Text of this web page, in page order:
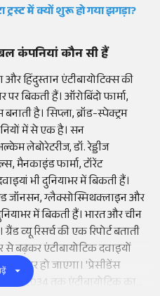
ट्रस्ट में क्यों शुरू हो गया झगड़ा?
कंपनियां कौन सी हैं
और हिंदुस्तान एंटीबायोटिक्स की
बिकती हैं। ऑरोबिंदो फार्मा,
है। सिप्ला, ब्रॉड-स्पेक्ट्रम
में से एक है। सन
लेबोरेटरीज, डॉ. रेड्डीज
मैनकाइंड फार्मा, टॉरेंट
भी दुनियाभर में बिकती हैं।
जॉनसन, ग्लैक्सोस्मिथक्लाइन और
में बिकती हैं। भारत और चीन
व्यू रिसर्च की एक रिपोर्ट बताती
बढ़कर एंटीबायोटिक दवाइयों
डॉलर हो जाएगा। 'प्रेसीडेंस
है कि 2034 तक एंटीबायोटिक का